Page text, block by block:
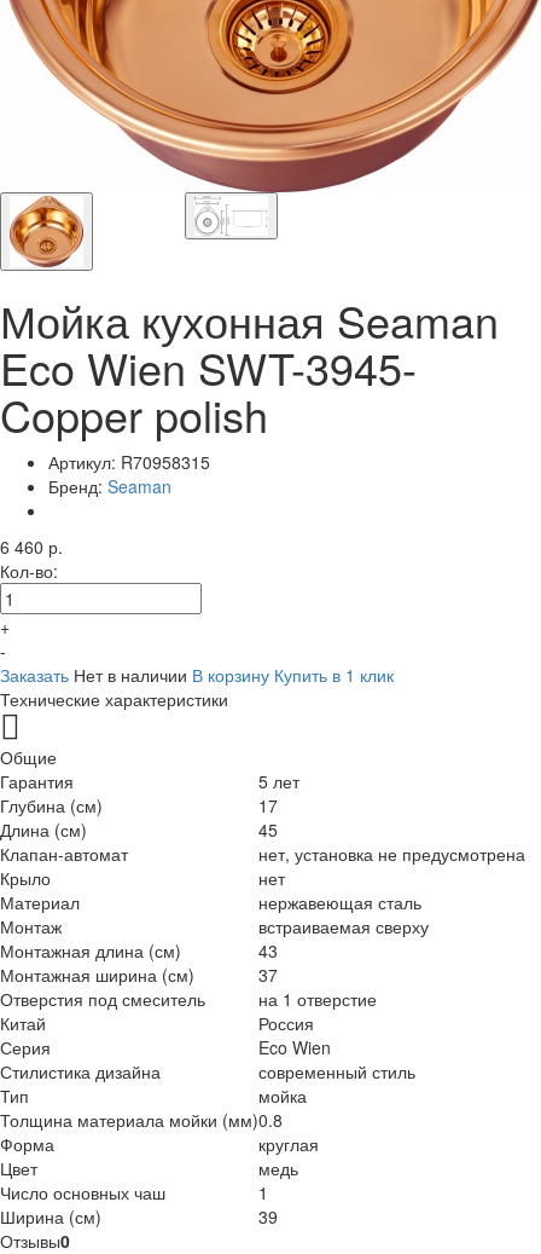
Мойка кухонная Seaman
Eco Wien SWT-3945-
Copper polish
Артикул: R70958315
Бренд: Seaman
6 460 р.
Кол-во:
+
-
Заказать Нет в наличии В корзину Купить в 1 клик
Технические характеристики
Общие
Гарантия
5 лет
Глубина (см)
17
Длина (см)
45
Клапан-автомат
нет, установка не предусмотрена
Крыло
нет
Материал
нержавеющая сталь
Монтаж
встраиваемая сверху
Монтажная длина (см)
43
Монтажная ширина (см)
37
Отверстия под смеситель
на 1 отверстие
Китай
Россия
Серия
Eco Wien
Стилистика дизайна
современный стиль
Тип
мойка
Толщина материала мойки (мм)0.8
Форма
круглая
Цвет
медь
Число основных чаш
1
Ширина (см)
39
Отзывы0